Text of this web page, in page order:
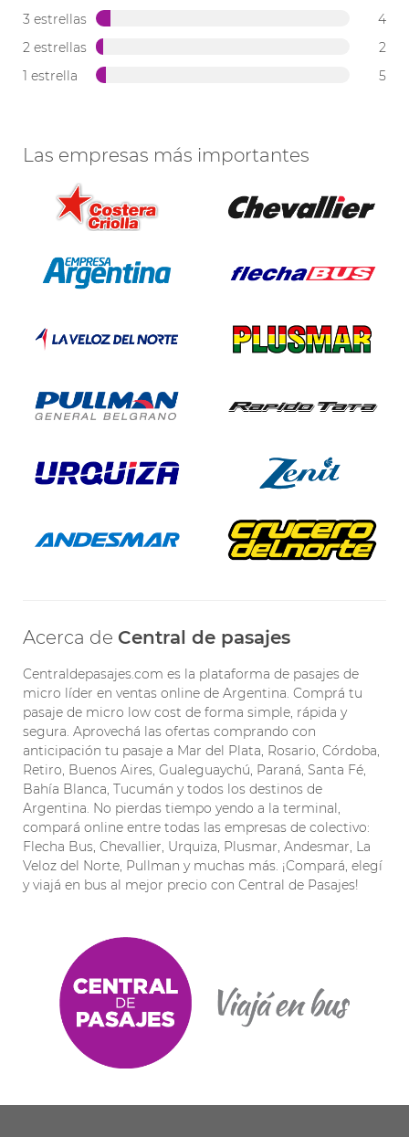
3 estrellas
4
2 estrellas
2
1 estrella
5
Las empresas más importantes
Acerca de Central de pasajes
Centraldepasajes.com es la plataforma de pasajes de
micro líder en ventas online de Argentina. Comprá tu
pasaje de micro low cost de forma simple, rápida y
segura. Aprovechá las ofertas comprando con
anticipación tu pasaje a Mar del Plata, Rosario, Córdoba,
Retiro, Buenos Aires, Gualeguaychú, Paraná, Santa Fé,
Bahía Blanca, Tucumán y todos los destinos de
Argentina. No pierdas tiempo yendo a la terminal,
compará online entre todas las empresas de colectivo:
Flecha Bus, Chevallier, Urquiza, Plusmar, Andesmar, La
Veloz del Norte, Pullman y muchas más. ¡Compará, elegí
y viajá en bus al mejor precio con Central de Pasajes!